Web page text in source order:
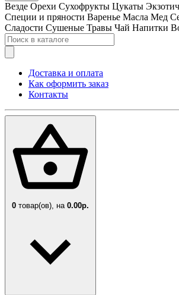
Везде Орехи Сухофрукты Цукаты
Специи и пряности Варенье Масла Мед
Сладости Сушеные Травы Чай Напитки
Доставка и оплата
Как оформить заказ
Контакты
0 товар(ов), на 0.00р.